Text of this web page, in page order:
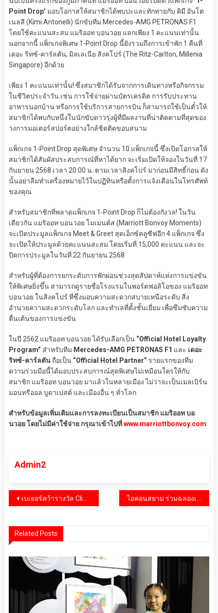
Point Drop’ มอบโอกาสให้สมาชิกได้พบปะและทักทายกับ คิมี อันโต
เนลลี (Kimi Antonelli) นักขับทีม Mercedes-AMG PETRONAS F1
โดยใช้คะแนนสะสม แมริออท บอนวอย แลกเพียง 1 คะแนนเท่านั้น
นอกจากนี้ แพ็กเกจพิเศษ 1-Point Drop นี้ยังรวมถึงการเข้าพัก 1 คืนที่
เดอะ ริทซ์-คาร์ลตัน, มิลเลเนีย สิงคโปร์ (The Ritz-Carlton, Millenia
Singapore) อีกด้วย
เพียง 1 คะแนนเท่านั้น! ซึ่งสมาชิกได้รับจากการเดินทางหรือกิจกรรม
ในชีวิตประจำวัน เช่น การใช้จ่ายผ่านบัตรเครดิต การรับประทาน
อาหารนอกบ้าน หรือการใช้บริการสายการบิน ก็สามารถใช้เป็นตั๋วให้
สมาชิกได้พบกับหนึ่งในนักขับดาวรุ่งผู้ที่มีผลงานที่น่าติดตามที่สุดของ
วงการมอเตอร์สปอร์ตอย่างใกล้ชิดติดขอบสนาม
แพ็กเกจ 1-Point Drop สุดพิเศษ จำนวน 10 แพ็กเกจนี้ ซึ่งเปิดโอกาสให้
สมาชิกได้สัมผัสประสบการณ์ที่หาได้ยาก จะเริ่มเปิดให้จองในวันที่ 17
กันยายน 2568 เวลา 20:00 น. ตามเวลาสิงคโปร์ มาก่อนมีสิทธิ์ก่อน ดัง
นั้นอย่าลืมทำเครื่องหมายไว้ในปฏิทินหรือตั้งการแจ้งเตือนในโทรศัพท์
ของคุณ
สำหรับสมาชิกที่พลาดแพ็กเกจ 1-Point Drop ก็ไม่ต้องกังวล! ในวัน
เดียวกัน แมริออท บอนวอย โมเมนต์ส (Marriott Bonvoy Moments)
จะเปิดประมูลแพ็กเกจ Meet & Greet สุดเอ็กซ์คลูซีฟอีก 4 แพ็กเกจ ซึ่ง
จะเปิดให้ประมูลด้วยคะแนนสะสม โดยเริ่มที่ 15,000 คะแนน และจะ
ปิดการประมูลในวันที่ 22 กันยายน 2568
สำหรับผู้ที่ต้องการยกระดับการพักผ่อนช่วงสุดสัปดาห์แห่งการแข่งขัน
ให้พิเศษยิ่งขึ้น สามารถดูรายชื่อโรงแรมในพอร์ตฟอลิโอของ แมริออท
บอนวอย ในสิงคโปร์ ที่ซึ่งมอบความสะดวกสบายเหนือระดับ สิ่ง
อำนวยความสะดวกระดับโลก และทำเลที่ตั้งชั้นเยี่ยม เพื่อซึมซับความ
ตื่นเต้นของการแข่งขัน
ในปี 2562 แมริออท บอนวอย ได้รับเลือกเป็น “Official Hotel Loyalty
Program” สำหรับทีม Mercedes-AMG PETRONAS F1 และ เดอะ
ริทซ์-คาร์ลตันถือเป็น “Official Hotel Partner” รายแรกของทีม
ความร่วมมือนี้ได้มอบประสบการณ์สุดพิเศษไม่เหมือนใครให้กับ
สมาชิก แมริออท บอนวอย มาแล้วในหลายเมือง ไม่ว่าจะเป็นเมลเบิร์น
มอนทรีออล บูดาเปสต์ และเมืองอื่น ๆ ทั่วโลก
สำหรับข้อมูลเพิ่มเติมและการลงทะเบียนเป็นสมาชิก แมริออท บอ
นวอย โดยไม่มีค่าใช้จ่าย กรุณาเข้าไปที่www.marriottbonvoy.com
Admin2
แนะแนว
เบเยอร์คว้ารางวัล Climate Action Award ตอกย้ำผู้นำสีรักษ์โลกอันดับหนึ่ง มุ่งสู่เป้าหมาย Net Zero ไอคอนสยาม ร่วมฉลองเทศกาลไหว้พระจันทร์ รวบรวมขนมไหว้พระจันทร์รสเลิศเปี่ยมความมงคลมาให้เลือกอร่อยหลากหลายแบรนด์ดัง เติมเต็มความสุข ความอบอุ่น และสิริมงคลแห่งเทศกาล ตั้งแต่วันนี้ ถึง 7 ต.ค.68
Related Posts